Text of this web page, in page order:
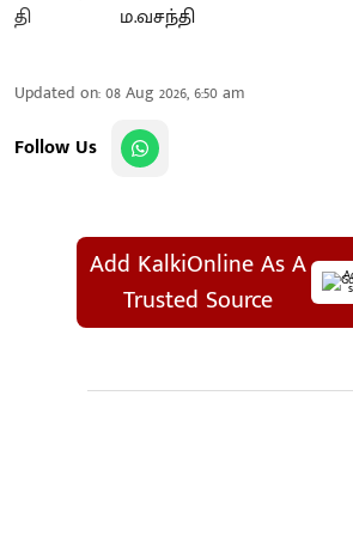
ம.வசந்தி
Updated on:08 Aug 2026, 6:50 am
Follow Us
Add KalkiOnline As A
Trusted Source